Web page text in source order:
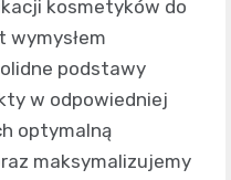
kosmetyków do
wymysłem
podstawy
w odpowiedniej
optymalną
maksymalizujemy